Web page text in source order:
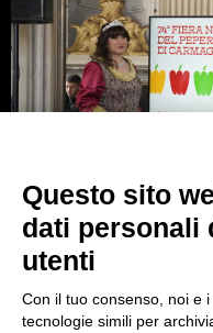
La Fiera Nazionale del
qualificate nel settore
grande, in Italia,
Questo sito
dati personali
utenti
Con il tuo consenso, noi e
tecnologie simili per